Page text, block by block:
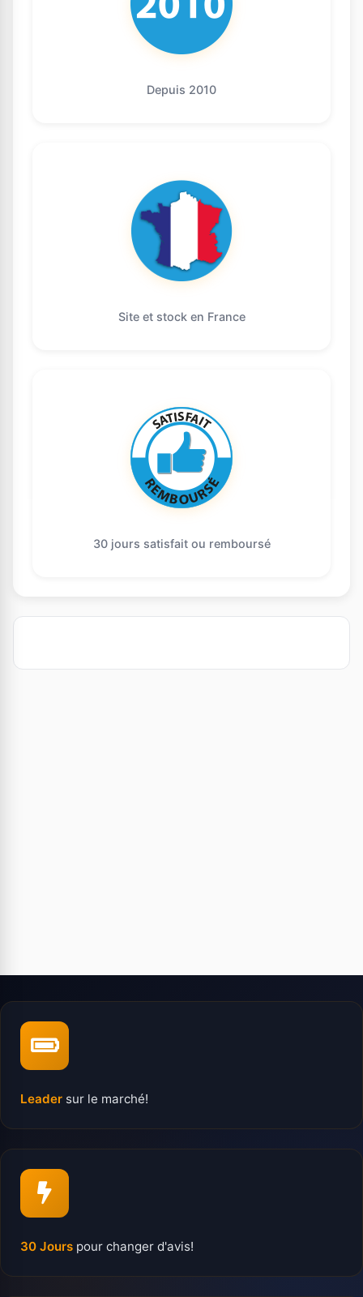
Depuis 2010
Site et stock en France
30 jours satisfait ou remboursé
Leader sur le marché!
30 Jours pour changer d'avis!